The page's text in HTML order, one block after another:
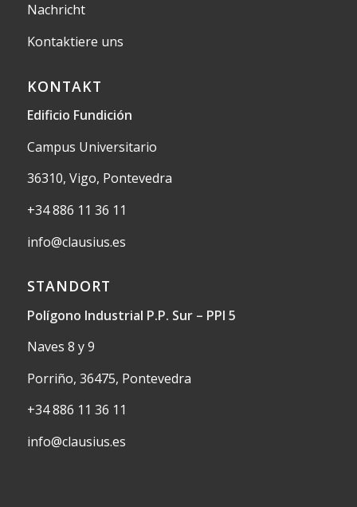
Nachricht
Kontaktiere uns
KONTAKT
Edificio Fundición
Campus Universitario
36310, Vigo, Pontevedra
+34 886 11 36 11
info@clausius.es
STANDORT
Polígono Industrial P.P. Sur – PPI 5
Naves 8 y 9
Porriño, 36475, Pontevedra
+34 886 11 36 11
info@clausius.es